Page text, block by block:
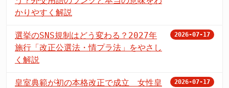
かりやすく解説
選挙のSNS規制はどう変わる？2027年
施行「改正公選法・情プラ法」をやさし
く解説
2026-07-17
皇室典範が初の本格改正で成立 女性皇
2026-07-17